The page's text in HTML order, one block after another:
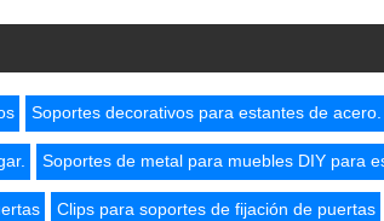
Soportes decorativos para estantes de acero.
Soportes de metal para muebles DIY para
Clips para soportes de fijación de puertas